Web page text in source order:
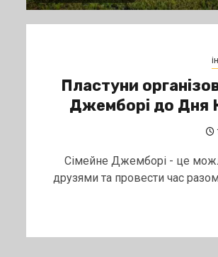
Пластуни
Джемборі до Дня
Сімейне Джемборі - це
друзями та провести час